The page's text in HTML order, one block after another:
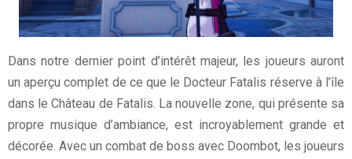
Dans notre dernier point d’intérêt majeur, les joueurs auront
un aperçu complet de ce que le Docteur Fatalis réserve à l’île
dans le Château de Fatalis. La nouvelle zone, qui présente sa
propre musique d’ambiance, est incroyablement grande et
décorée. Avec un combat de boss avec Doombot, les joueurs